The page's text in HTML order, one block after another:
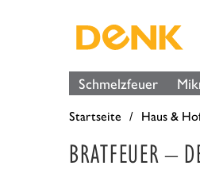
Schmelzfeuer
Startseite Haus &
BRATFEUER –